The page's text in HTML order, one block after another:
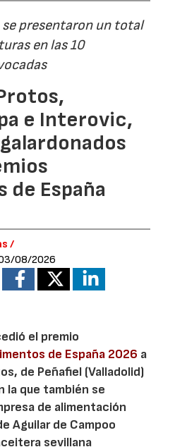
presentaron un total
en las 10
e Interovic,
España
/
08/2026
el premio
de España 2026 a
de Peñafiel (Valladolid)
la que también se
de alimentación
Aguilar de Campoo
sevillana